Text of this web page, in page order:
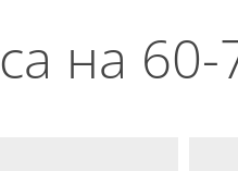
на